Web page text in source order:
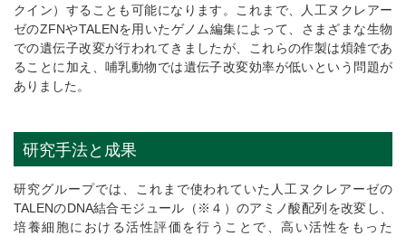
クイン）することも可能になります。これまで、人工ヌクレアー
ゼのZFNやTALENを用いたゲノム編集によって、さまざまな生物
での遺伝子改変が行われてきましたが、これらの作製は煩雑であ
ることに加え、哺乳動物では遺伝子改変効率が低いという問題が
ありました。
研究手法と成果
研究グループでは、これまで使われていた人工ヌクレアーゼの
TALENのDNA結合モジュール（※４）のアミノ酸配列を改変し、
培養細胞における活性評価を行うことで、高い活性をもった